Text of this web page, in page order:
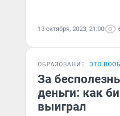
13 октября, 2023, 21:00
ОБРАЗОВАНИЕ ЭТО
За
деньги: как
выиграл